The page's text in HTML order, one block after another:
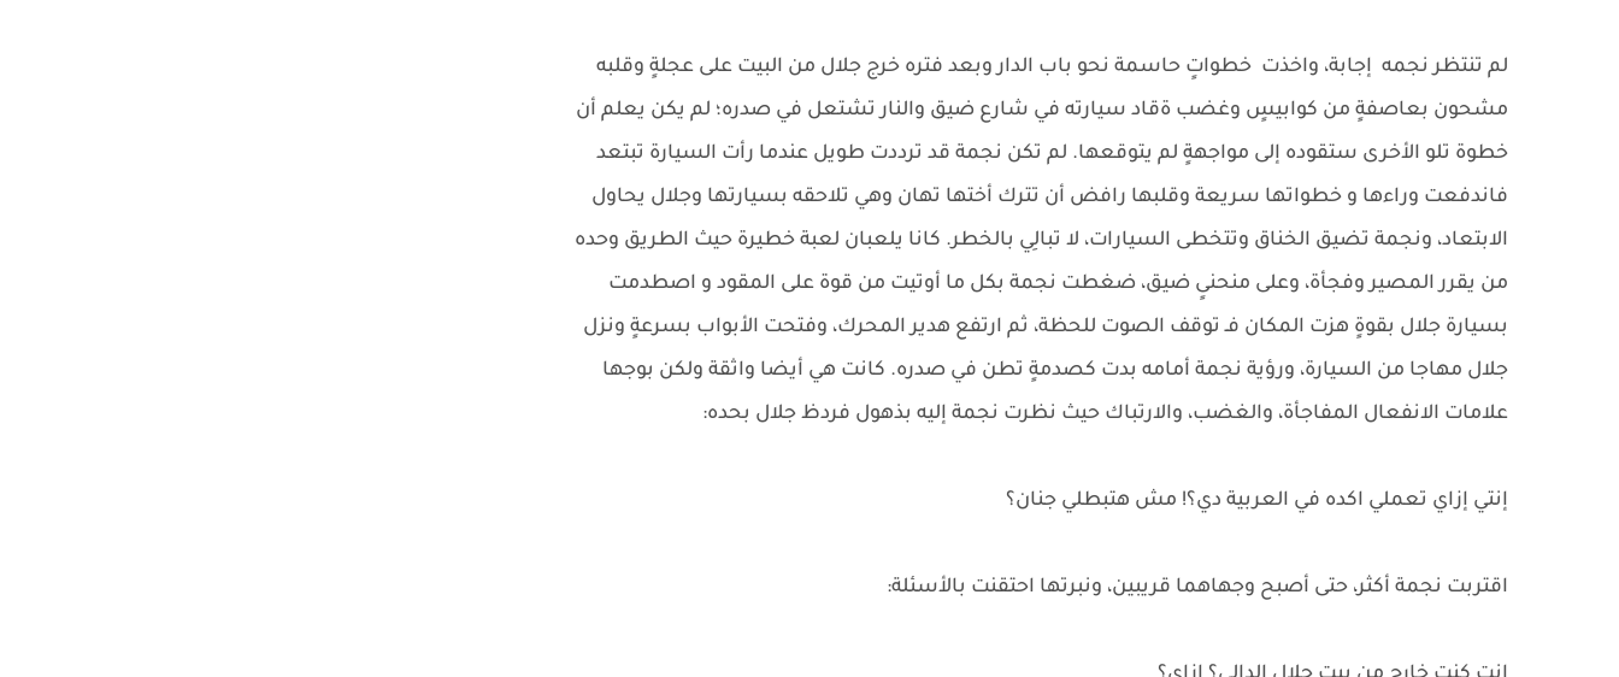
لم تنتظر نجمه إجابة، واخذت خطواتٍ حاسمة نحو باب الدار وبعد فتره خرج جلال من البيت على عجلةٍ وقلبه
مشحون بعاصفةٍ من كوابيسٍ وغضب ةقاد سيارته في شارع ضيق والنار تشتعل في صدره؛ لم يكن يعلم أن
خطوة تلو الأخرى ستقوده إلى مواجهةٍ لم يتوقعها. لم تكن نجمة قد ترددت طويل عندما رأت السيارة تبتعد
فاندفعت وراءها و خطواتها سريعة وقلبها رافض أن تترك أختها تهان وهي تلاحقه بسيارتها وجلال يحاول
الابتعاد، ونجمة تضيق الخناق وتتخطى السيارات، لا تبالِي بالخطر. كانا يلعبان لعبة خطيرة حيث الطريق وحده
من يقرر المصير وفجأة، وعلى منحنىٍ ضيق، ضغطت نجمة بكل ما أوتيت من قوة على المقود و اصطدمت
بسيارة جلال بقوةٍ هزت المكان فـ توقف الصوت للحظة، ثم ارتفع هدير المحرك، وفتحت الأبواب بسرعةٍ ونزل
جلال مهاجا من السيارة، ورؤية نجمة أمامه بدت كصدمةٍ تطن في صدره. كانت هي أيضا واثقة ولكن بوجها
علامات الانفعال المفاجأة، والغضب، والارتباك حيث نظرت نجمة إليه بذهول فردظ جلال بحده:
إنتي إزاي تعملي اكده في العربية دي؟! مش هتبطلي جنان؟
اقتربت نجمة أكثر، حتى أصبح وجهاهما قريبين، ونبرتها احتقنت بالأسئلة: